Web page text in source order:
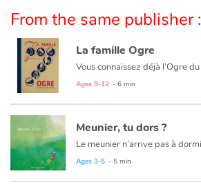
Festivals and events
Love and friendship
Social issues
Formats and illustrations
Catalogue anglais
From the same publisher :
La famille Ogre
Ages 9-12 - 6 min
Meunier, tu dors ?
Ages 3-5 - 5 min